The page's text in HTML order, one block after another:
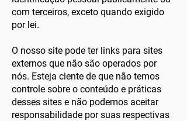
com terceiros, exceto quando exigido
por lei.
O nosso site pode ter links para sites
externos que não são operados por
nós. Esteja ciente de que não temos
controle sobre o conteúdo e práticas
desses sites e não podemos aceitar
responsabilidade por suas respectivas